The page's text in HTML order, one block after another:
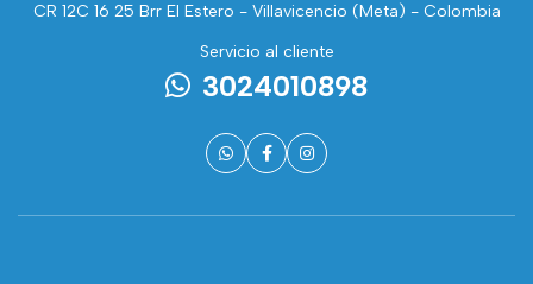
CR 12C 16 25 Brr El Estero - Villavicencio (Meta) - Colombia
Servicio al cliente
3024010898